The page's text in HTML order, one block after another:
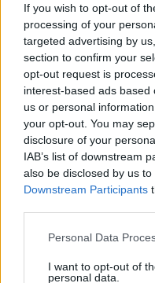
If you wish to opt-out of
processing of your
targeted advertising by
section to confirm your
opt-out request is
interest-based ads
us or personal
your opt-out. You may
disclosure of your
IAB’s list of downstream
also be disclosed by us
Downstream Participants
Personal Data
I want to opt-out of
personal data.